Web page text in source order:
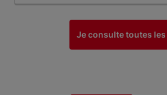
Je consulte toutes